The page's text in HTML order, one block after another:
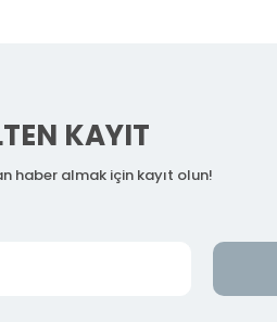
KAYIT
haber almak için kayıt olun!